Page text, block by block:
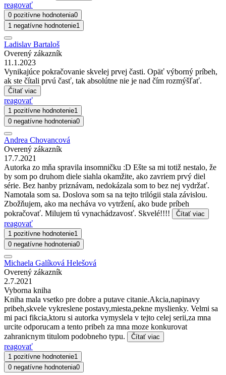
reagovať
0 pozitívne hodnotenia0
1 negatívne hodnotenie1
Ladislav Bartaloš
Overený zákazník
11.1.2023
Vynikajúce pokračovanie skvelej prvej časti. Opäť výborný príbeh,
ak ste čítali prvú časť, tak absolútne nie je nad čím rozmýšľať.
Čítať viac
reagovať
1 pozitívne hodnotenie1
0 negatívne hodnotenia0
Andrea Chovancová
Overený zákazník
17.7.2021
Autorka zo mňa spravila insomničku :D Ešte sa mi totiž nestalo, že
by som po druhom diele siahla okamžite, ako zavriem prvý diel
série. Bez hanby priznávam, nedokázala som to bez nej vydržať.
Namotala som sa. Doslova som sa na tejto trilógii stala závislou.
Zbožňujem, ako ma necháva vo vytržení, ako bude príbeh
pokračovať. Milujem tú vynachádzavosť. Skvelé!!!!
Čítať viac
reagovať
1 pozitívne hodnotenie1
0 negatívne hodnotenia0
Michaela Galíková Helešová
Overený zákazník
2.7.2021
Vyborna kniha
Kniha mala vsetko pre dobre a putave citanie.Akcia,napinavy
pribeh,skvele vykreslene postavy,miesta,pekne myslienky. Velmi sa
mi paci fikcia,ktoru si autorka vymyslela v tejto celej serii,za mna
urcite odporucam a tento pribeh za mna moze konkurovat
zahranicnym titulom podobneho typu.
Čítať viac
reagovať
1 pozitívne hodnotenie1
0 negatívne hodnotenia0